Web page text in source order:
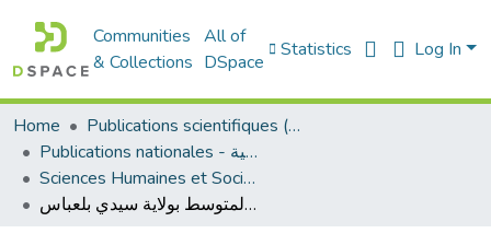
Communities
& Collections
All of
DSpace
Statistics Log In
Home
Publications scientifiques (Laboratoires)
Publications nationales - منشورات وطنية
Sciences Humaines et Sociales - العلوم الإنسانية والاجتماعية
قياس العلاقة بين بعض متغيرات البيئة المدرسية ( التمرد على النظام العام ، معاملة الأخر ) و نفسية المراهق داخل الأسرة دراسة ميدانية على عينة من تلاميذ التعليم المتوسط بولاية سيدي بلعباس